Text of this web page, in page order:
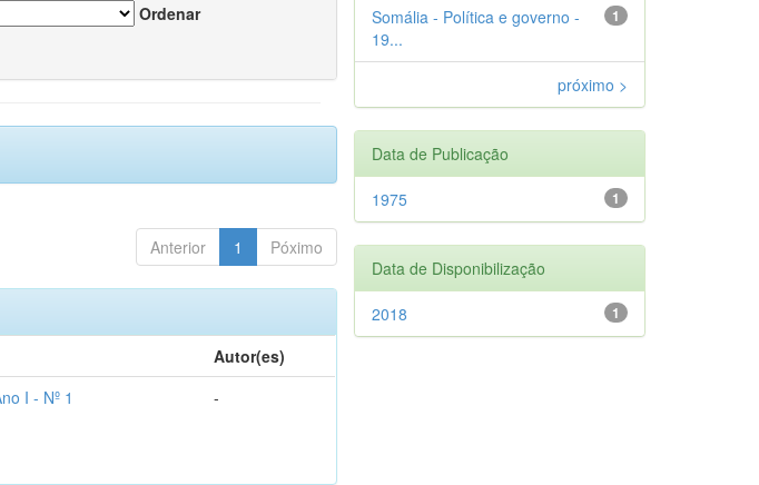
Ordenar
Anterior 1 Póximo
Autor(es)
I - Nº 1 -
1
Somália - Política e governo -
19...
próximo >
Data de Publicação
1
1975
Data de Disponibilização
1
2018